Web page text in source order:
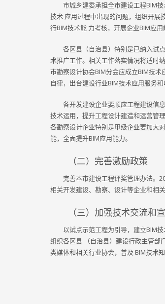
市城乡建委承担全市建设工程BIM
技术 应用过程中出现的问题，组织开展
行BIM技术能 力考核，开展企业BIM应
各区县（自治县）特别是已纳入试
术推广工作。相关工作落实情况将适时
市勘察设计协会BIM分会应成立BIM技
自律，出台建设行业BIM技术应用服务和
各开发建设企业要顺应工程建设信
技术运用，提升工程设计建造和运营管
各勘察设计企业特别是甲级企业要加大
能，全面提升BIM应用能力。
（二）完善激励政策
完善本市建设工程评奖管理办法。
相关开发建设、勘察、设计等企业和相
（三）加强技术交流和
以试点示范工程为引导，建立BIM
组织各区县 （自治县）建设行政主管部
类媒体和相关行业协会，普及 BIM技术